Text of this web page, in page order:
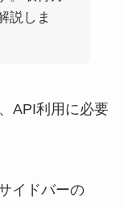
説しま
API利用に必要
イドバーの